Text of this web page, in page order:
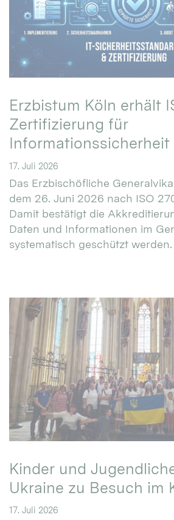
Erzbistum Köln erhält
Zertifizierung für
Informationssicherheit
17. Juli 2026
Das Erzbischöfliche
dem 26. Juni 2026 nach ISO
Damit bestätigt die
Daten und Informationen im
systematisch geschützt werden.
Kinder und
Ukraine zu Besuch im
17. Juli 2026